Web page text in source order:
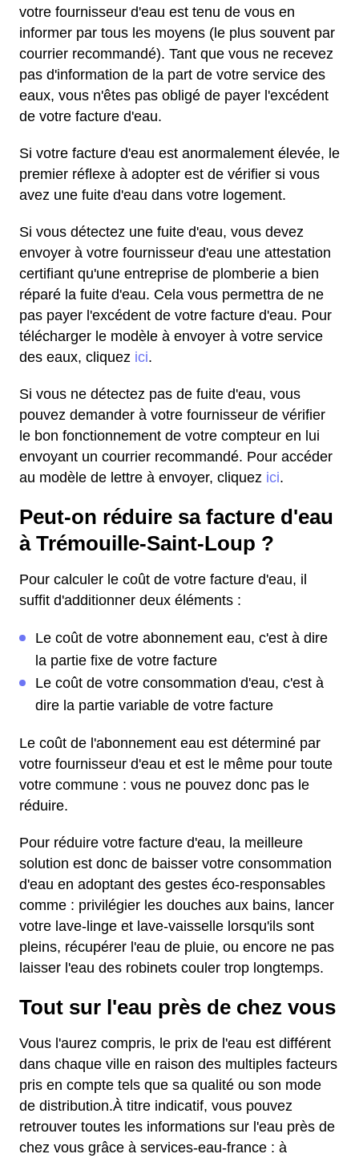
votre fournisseur d'eau est tenu de vous en
informer par tous les moyens (le plus souvent par
courrier recommandé). Tant que vous ne recevez
pas d'information de la part de votre service des
eaux, vous n'êtes pas obligé de payer l'excédent
de votre facture d'eau.
Si votre facture d'eau est anormalement élevée, le
premier réflexe à adopter est de vérifier si vous
avez une fuite d'eau dans votre logement.
Si vous détectez une fuite d'eau, vous devez
envoyer à votre fournisseur d'eau une attestation
certifiant qu'une entreprise de plomberie a bien
réparé la fuite d'eau. Cela vous permettra de ne
pas payer l'excédent de votre facture d'eau. Pour
télécharger le modèle à envoyer à votre service
des eaux, cliquez ici.
Si vous ne détectez pas de fuite d'eau, vous
pouvez demander à votre fournisseur de vérifier
le bon fonctionnement de votre compteur en lui
envoyant un courrier recommandé. Pour accéder
au modèle de lettre à envoyer, cliquez ici.
Peut-on réduire sa facture d'eau
à Trémouille-Saint-Loup ?
Pour calculer le coût de votre facture d'eau, il
suffit d'additionner deux éléments :
Le coût de votre abonnement eau, c'est à dire
la partie fixe de votre facture
Le coût de votre consommation d'eau, c'est à
dire la partie variable de votre facture
Le coût de l'abonnement eau est déterminé par
votre fournisseur d'eau et est le même pour toute
votre commune : vous ne pouvez donc pas le
réduire.
Pour réduire votre facture d'eau, la meilleure
solution est donc de baisser votre consommation
d'eau en adoptant des gestes éco-responsables
comme : privilégier les douches aux bains, lancer
votre lave-linge et lave-vaisselle lorsqu'ils sont
pleins, récupérer l'eau de pluie, ou encore ne pas
laisser l'eau des robinets couler trop longtemps.
Tout sur l'eau près de chez vous
Vous l'aurez compris, le prix de l'eau est différent
dans chaque ville en raison des multiples facteurs
pris en compte tels que sa qualité ou son mode
de distribution.À titre indicatif, vous pouvez
retrouver toutes les informations sur l'eau près de
chez vous grâce à services-eau-france : à